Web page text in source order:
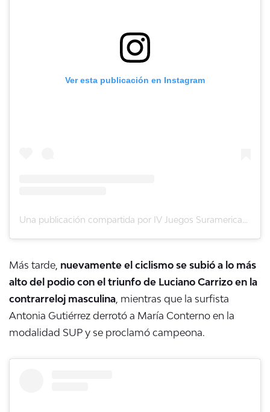
Ver esta publicación en Instagram
Más tarde, nuevamente el ciclismo se subió a lo más
alto del podio con el triunfo de Luciano Carrizo en la
contrarreloj masculina , mientras que la surfista
Antonia Gutiérrez derrotó a María Conterno en la
modalidad SUP y se proclamó campeona.